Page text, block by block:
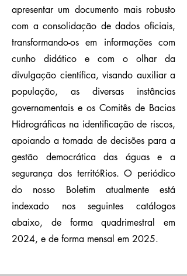
apresentar um documento mais robusto
com a consolidação de dados oficiais,
transformando-os em informações com
cunho didático e com o olhar da
divulgação científica, visando auxiliar a
população, as diversas instâncias
governamentais e os Comitês de Bacias
Hidrográficas na identificação de riscos,
apoiando a tomada de decisões para a
gestão democrática das águas e a
segurança dos territóRios. O periódico
do nosso Boletim atualmente está
indexado nos seguintes catálogos
abaixo, de forma quadrimestral em
2024, e de forma mensal em 2025.